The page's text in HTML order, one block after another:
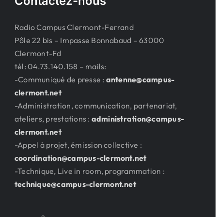
Radio Campus Clermont-Ferrand
Pôle 22 bis – Impasse Bonnabaud – 63000
Clermont-Fd
tél: 04.73.140.158 – mails:
-Communiqué de presse : antenne@campus-
clermont.net
-Administration, communication, partenariat,
ateliers, prestations : administration@campus-
clermont.net
-Appel à projet, émission collective :
coordination@campus-clermont.net
-Technique, Live in room, programmation :
technique@campus-clermont.net